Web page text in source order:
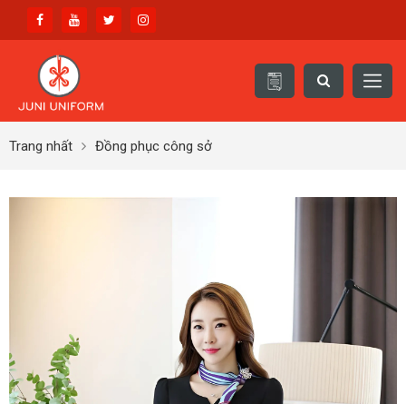
Trang nhất Đồng phục công sở